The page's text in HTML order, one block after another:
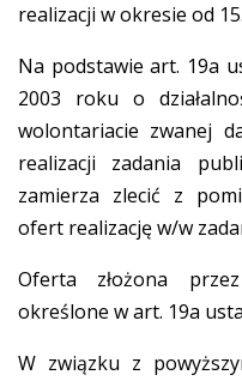
realizacji w okresie od
Na podstawie art. 19a
2003 roku o
wolontariacie zwanej
realizacji zadania
zamierza zlecić z
ofert realizację w/w
Oferta złożona
określone w art. 19a
W związku z